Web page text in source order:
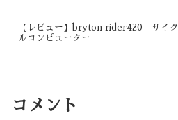
【レビュー】bryton rider420 サイク
ルコンピューター
コメント